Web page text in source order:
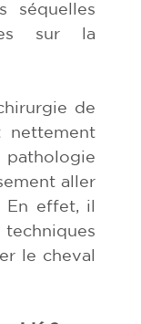
séquelles
sur la
de
nettement
pathologie
aller
En effet, il
le cheval